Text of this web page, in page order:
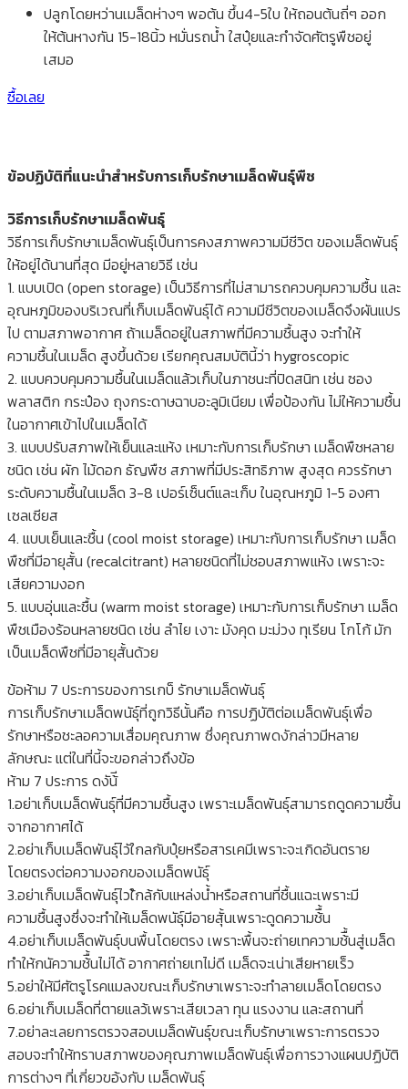
ปลูกโดยหว่านเมล็ดห่างๆ พอต้น ขึ้น4-5ใบ ให้ถอนต้นถี่ๆ ออก
ให้ต้นหางกัน 15-18นิ้ว หมั่นรถน้ำ ใสปุ๋ยและกำจัดศัตรูพืชอยู่
เสมอ
ซื้อเลย
ข้อปฏิบัติที่แนะนำสำหรับการเก็บรักษาเมล็ดพันธุ์พืช
วิธีการเก็บรักษาเมล็ดพันธุ์
วิธีการเก็บรักษาเมล็ดพันธุ์เป็นการคงสภาพความมีชีวิต ของเมล็ดพันธุ์
ให้อยู่ได้นานที่สุด มีอยู่หลายวิธี เช่น
1. แบบเปิด (open storage) เป็นวิธีการที่ไม่สามารถควบคุมความชื้น และ
อุณหภูมิของบริเวณที่เก็บเมล็ดพันธุ์ได้ ความมีชีวิตของเมล็ดจึงผันแปร
ไป ตามสภาพอากาศ ถ้าเมล็ดอยู่ในสภาพที่มีความชื้นสูง จะทำให้
ความชื้นในเมล็ด สูงขึ้นด้วย เรียกคุณสมบัตินี้ว่า hygroscopic
2. แบบควบคุมความชื้นในเมล็ดแล้วเก็บในภาชนะที่ปิดสนิท เช่น ซอง
พลาสติก กระป๋อง ถุงกระดาษฉาบอะลูมิเนียม เพื่อป้องกัน ไม่ให้ความชื้น
ในอากาศเข้าไปในเมล็ดได้
3. แบบปรับสภาพให้เย็นและแห้ง เหมาะกับการเก็บรักษา เมล็ดพืชหลาย
ชนิด เช่น ผัก ไม้ดอก ธัญพืช สภาพที่มีประสิทธิภาพ สูงสุด ควรรักษา
ระดับความชื้นในเมล็ด 3-8 เปอร์เซ็นต์และเก็บ ในอุณหภูมิ 1-5 องศา
เซลเซียส
4. แบบเย็นและชื้น (cool moist storage) เหมาะกับการเก็บรักษา เมล็ด
พืชที่มีอายุสั้น (recalcitrant) หลายชนิดที่ไม่ชอบสภาพแห้ง เพราะจะ
เสียความงอก
5. แบบอุ่นและชื้น (warm moist storage) เหมาะกับการเก็บรักษา เมล็ด
พืชเมืองร้อนหลายชนิด เช่น ลำไย เงาะ มังคุด มะม่วง ทุเรียน โกโก้ มัก
เป็นเมล็ดพืชที่มีอายุสั้นด้วย
ข้อห้าม 7 ประการของการเกบ็ รักษาเมล็ดพันธุ์
การเก็บรักษาเมล็ดพนัธุ์ที่ถูกวิธีนั้นคือ การปฏิบัติต่อเมล็ดพันธุ์เพื่อ
รักษาหรือชะลอความเสื่อมคุณภาพ ซึ่งคุณภาพดงักล่าวมีหลาย
ลักษณะ แต่ในที่นี้จะขอกล่าวถึงข้อ
ห้าม 7 ประการ ดงัน้ี
1.อย่าเก็บเมล็ดพันธุ์ที่มีความชื้นสูง เพราะเมล็ดพันธุ์สามารถดูดความชื้น
จากอากาศได้
2.อย่าเก็บเมล็ดพันธุ์ไวัใกลกับปุ๋ยหรือสารเคมีเพราะจะเกิดอันตราย
โดยตรงต่อความงอกของเมล็ดพนัธุ์
3.อย่าเก็บเมล็ดพันธุ์ไวใ้กล้กับแหล่งน้ำหรือสถานที่ชื้นแฉะเพราะมี
ความชื้นสูงซึ่งจะทำให้เมล็ดพนัธุ์มีอายสุั้นเพราะดูดความช้ื้น
4.อย่าเก็บเมล็ดพันธุ์บนพื้นโดยตรง เพราะพื้นจะถ่ายเทความช้ื้นสู่เมล็ด
ทำให้กนัความช้ื้นไม่ได้ อากาศถ่ายเทไม่ดี เมล็ดจะเน่าเสียหายเร็ว
5.อย่าให้มีศัตรูโรคแมลงขณะเก็บรักษาเพราะจะทำลายเมล็ดโดยตรง
6.อย่าเก็บเมล็ดที่ตายแลว้เพราะเสียเวลา ทุน แรงงาน และสถานที่
7.อย่าละเลยการตรวจสอบเมล็ดพันธุ์ขณะเก็บรักษาเพราะการตรวจ
สอบจะทำให้ทราบสภาพของคุณภาพเมล็ดพันธุ์เพื่อการวางแผนปฏิบัติ
การต่างๆ ที่เกี่ยวขอ้งกับ เมล็ดพันธุ์